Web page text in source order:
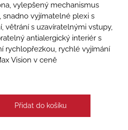
vylepšený mechanismus
snadno vyjímatelné plexi s
větrání s uzavíratelnými vstupy,
antialergický interiér s
rychlopřezkou, rychlé vyjímání
Vision v ceně
Přidat do košíku